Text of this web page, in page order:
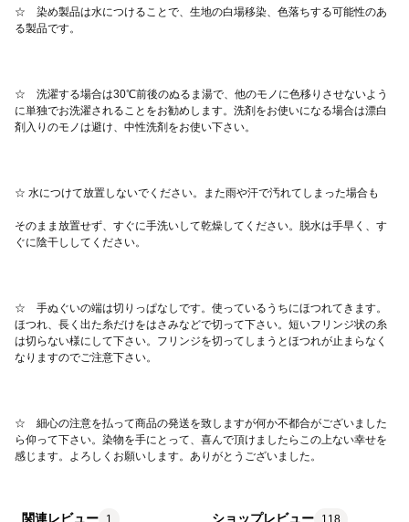
☆　染め製品は水につけることで、生地の白場移染、色落ちする可能性のあ
☆　洗濯する場合は30℃前後のぬるま湯で、他のモノに色移りさせないよう
に単独でお洗濯されることをお勧めします。洗剤をお使いになる場合は漂白
そのまま放置せず、すぐに手洗いして乾燥してください。脱水は手早く、す
☆　手ぬぐいの端は切りっぱなしです。使っているうちにほつれてきます。
ほつれ、長く出た糸だけをはさみなどで切って下さい。短いフリンジ状の糸
は切らない様にして下さい。フリンジを切ってしまうとほつれが止まらなく
☆　細心の注意を払って商品の発送を致しますが何か不都合がございました
ら仰って下さい。染物を手にとって、喜んで頂けましたらこの上ない幸せを
感じます。よろしくお願いします。ありがとうございました。
関連レビュー 1 ショップレビュー 118